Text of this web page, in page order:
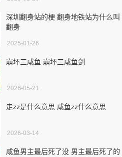
深圳翻身站的梗 翻身地铁站为什么叫
翻身
2025-01-26
崩坏三咸鱼 崩坏三咸鱼剑
2026-05-21
走zz是什么意思 咸鱼zz什么意思
2026-03-14
咸鱼男主最后死了没 男主最后死了的